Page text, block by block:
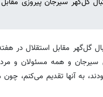
گل‌گهر مقابل استقلال در
سیرجان و همه مسئولان و
به آنها تقدیم می‌کنم،